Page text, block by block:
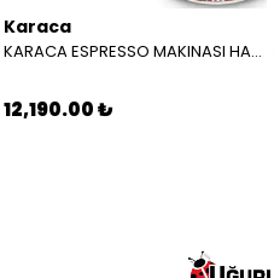
Karaca
KARACA ESPRESSO MAKINASI HATIR PERFETTO ESPRESSO T.K.M. COPPER 8683650465904
12,190.00 ₺